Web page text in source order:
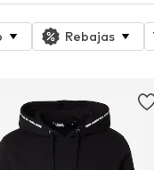
Rebajas